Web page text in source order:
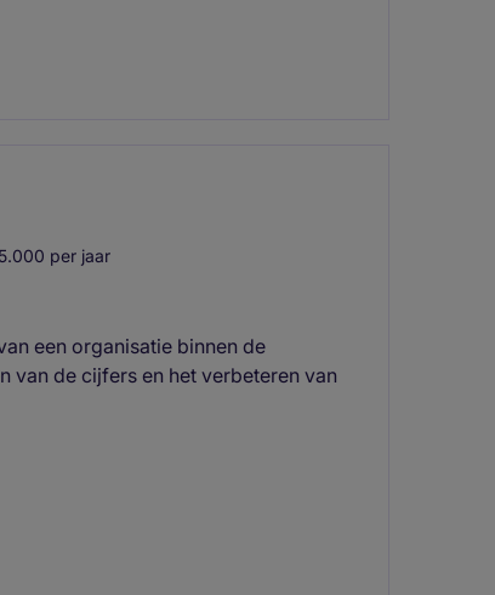
per jaar
een organisatie binnen de
van de cijfers en het verbeteren van